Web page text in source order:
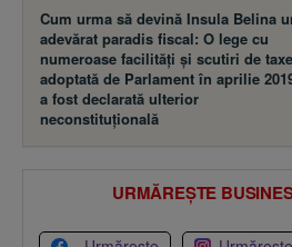
Cum urma să devină Insula Belina
adevărat paradis fiscal: O lege cu
numeroase facilităţi şi scutiri de
adoptată de Parlament în aprilie
a fost declarată ulterior
neconstituţională
URMĂREȘTE